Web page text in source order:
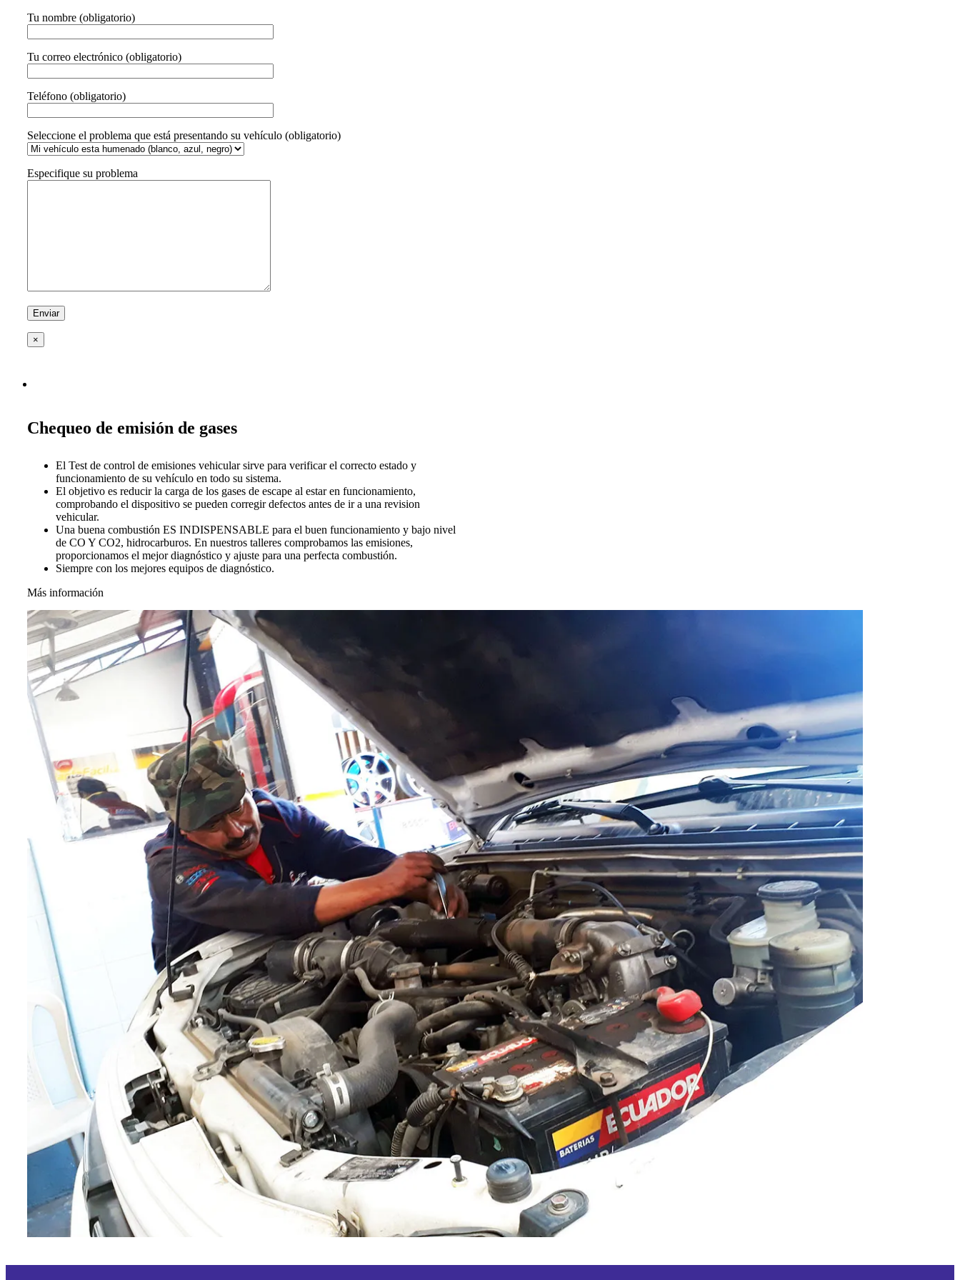
Tu nombre (obligatorio)
Tu correo electrónico (obligatorio)
Teléfono (obligatorio)
Seleccione el problema que está presentando su vehículo (obligatorio)
Especifique su problema
×
Chequeo de emisión de gases
El Test de control de emisiones vehicular sirve para verificar el correcto estado y
funcionamiento de su vehículo en todo su sistema.
El objetivo es reducir la carga de los gases de escape al estar en funcionamiento,
comprobando el dispositivo se pueden corregir defectos antes de ir a una revision
vehicular.
Una buena combustión ES INDISPENSABLE para el buen funcionamiento y bajo nivel
de CO Y CO2, hidrocarburos. En nuestros talleres comprobamos las emisiones,
proporcionamos el mejor diagnóstico y ajuste para una perfecta combustión.
Siempre con los mejores equipos de diagnóstico.
Más información